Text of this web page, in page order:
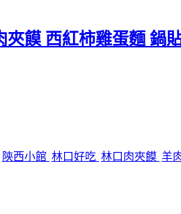
饃 西紅柿雞蛋麵 鍋
陝西小館 林口好吃 林口肉夾饃 羊